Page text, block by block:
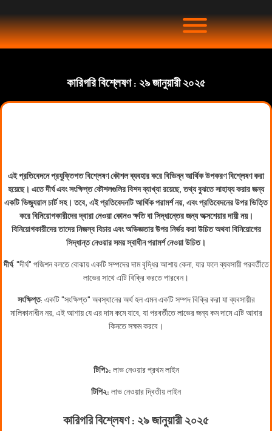
কারিগরি বিশ্লেষণ : ২৯ জানুয়ারী ২০২৫
এই প্রতিবেদনে প্রযুক্তিগত বিশ্লেষণ কৌশল ব্যবহার করে বিভিন্ন আর্থিক উপকরণ বিশ্লেষণ করা
হয়েছে। এতে দীর্ঘ এবং সংক্ষিপ্ত কৌশলগুলির বিশদ ব্যাখ্যা রয়েছে, তথ্য বুঝতে সাহায্য করার জন্য
একটি ভিজ্যুয়াল চার্ট সহ। তবে, এই প্রতিবেদনটি আর্থিক পরামর্শ নয়, এবং প্রতিবেদনের উপর ভিত্তি
করে বিনিয়োগকারীদের দ্বারা নেওয়া কোনও ক্ষতি বা সিদ্ধান্তের জন্য অক্সশেয়ার দায়ী নয়।
বিনিয়োগকারীদের তাদের নিজস্ব বিচার এবং অভিজ্ঞতার উপর নির্ভর করা উচিত অথবা বিনিয়োগের
সিদ্ধান্ত নেওয়ার সময় স্বাধীন পরামর্শ নেওয়া উচিত।
দীর্ঘ: "দীর্ঘ" পজিশন বলতে বোঝায় একটি সম্পদের দাম বৃদ্ধির আশায় কেনা, যার ফলে ব্যবসায়ী পরবর্তীতে
লাভের সাথে এটি বিক্রি করতে পারবেন।
সংক্ষিপ্ত: একটি "সংক্ষিপ্ত" অবস্থানের অর্থ হল এমন একটি সম্পদ বিক্রি করা যা ব্যবসায়ীর
মালিকানাধীন নয়, এই আশায় যে এর দাম কমে যাবে, যা পরবর্তীতে লাভের জন্য কম দামে এটি আবার
কিনতে সক্ষম করবে।
টিপি১: লাভ নেওয়ার প্রথম লাইন
টিপি২: লাভ নেওয়ার দ্বিতীয় লাইন
কারিগরি বিশ্লেষণ : ২৯জানুয়ারী ২০২৫